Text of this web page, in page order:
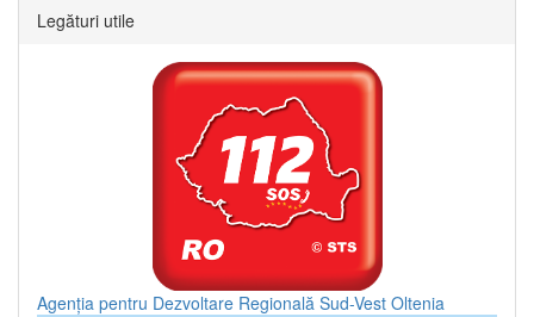
Legături utile
Agenția pentru Dezvoltare Regională Sud-Vest Oltenia